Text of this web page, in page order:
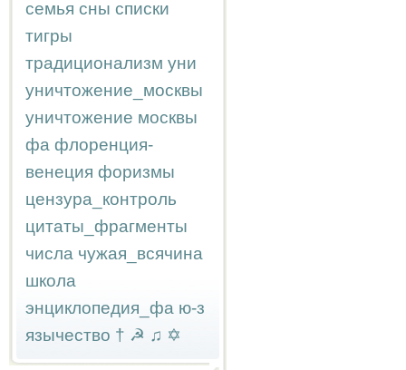
семья сны списки
тигры
традиционализм уни
уничтожение_москвы
уничтожение москвы
фа флоренция-
венеция форизмы
цензура_контроль
цитаты_фрагменты
числа чужая_всячина
школа
энциклопедия_фа ю-з
язычество † ☭ ♫ ✡